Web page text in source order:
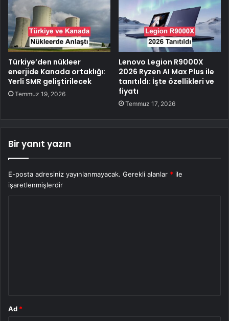
Türkiye’den nükleer
enerjide Kanada ortaklığı:
Yerli SMR geliştirilecek
Temmuz 19, 2026
Lenovo Legion R9000X
2026 Ryzen AI Max Plus ile
tanıtıldı: İşte özellikleri ve
fiyatı
Temmuz 17, 2026
Bir yanıt yazın
E-posta adresiniz yayınlanmayacak. Gerekli alanlar * ile
işaretlenmişlerdir
Ad *